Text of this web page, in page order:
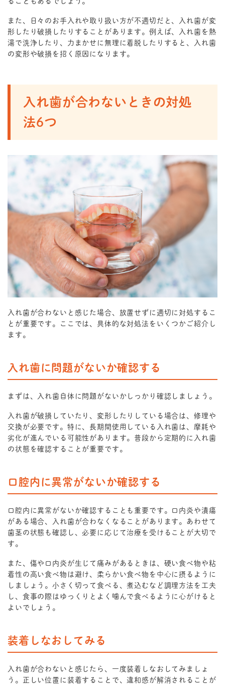
また、日々のお手入れや取り扱い方が不適切だと、入れ歯が変
形したり破損したりすることがあります。例えば、入れ歯を熱
湯で洗浄したり、力まかせに無理に着脱したりすると、入れ歯
の変形や破損を招く原因になります。
入れ歯が合わないときの対処
法6つ
入れ歯が合わないと感じた場合、放置せずに適切に対処するこ
とが重要です。ここでは、具体的な対処法をいくつかご紹介し
ます。
入れ歯に問題がないか確認する
まずは、入れ歯自体に問題がないかしっかり確認しましょう。
入れ歯が破損していたり、変形したりしている場合は、修理や
交換が必要です。特に、長期間使用している入れ歯は、摩耗や
劣化が進んでいる可能性があります。普段から定期的に入れ歯
の状態を確認することが重要です。
口腔内に異常がないか確認する
口腔内に異常がないか確認することも重要です。口内炎や潰瘍
がある場合、入れ歯が合わなくなることがあります。あわせて
歯茎の状態も確認し、必要に応じて治療を受けることが大切で
す。
また、傷や口内炎が生じて痛みがあるときは、硬い食べ物や粘
着性の高い食べ物は避け、柔らかい食べ物を中心に摂るように
しましょう。小さく切って食べる、煮込むなど調理方法を工夫
し、食事の際はゆっくりとよく噛んで食べるように心がけると
よいでしょう。
装着しなおしてみる
入れ歯が合わないと感じたら、一度装着しなおしてみましょ
う。正しい位置に装着することで、違和感が解消されることが